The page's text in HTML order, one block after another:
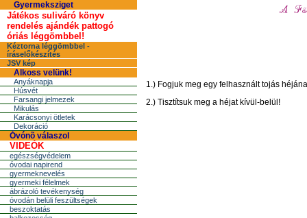
Gyermeksziget
Játékos suliváró könyv
rendelés ajándék pattogó
óriás léggömbbel!
Kéztorna léggömbbel -
íráselőkészítés
JSV kép
Alkoss velünk!
Anyáknapja
Húsvét
Farsangi jelmezek
Mikulás
Karácsonyi ötletek
Dekoráció
Óvónõ válaszol
VIDEÓK
egészségvédelem
óvodai napirend
gyermeknevelés
gyermeki félelmek
ábrázoló tevékenység
óvodán belüli feszültségek
beszoktatás
1.) Fogjuk meg egy felhasznált tojás
2.) Tisztítsuk meg a héjat kívül-belül!